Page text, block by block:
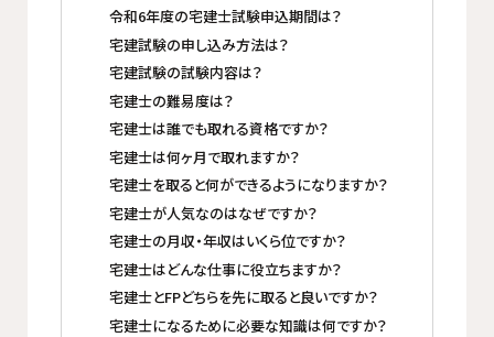
令和6年度の宅建士試験申込期間は？
宅建試験の申し込み方法は？
宅建試験の試験内容は？
宅建士の難易度は？
宅建士は誰でも取れる資格ですか？
宅建士は何ヶ月で取れますか？
宅建士を取ると何ができるようになりますか？
宅建士が人気なのはなぜですか？
宅建士の月収・年収はいくら位ですか？
宅建士はどんな仕事に役立ちますか？
宅建士とFPどちらを先に取ると良いですか？
宅建士になるために必要な知識は何ですか？